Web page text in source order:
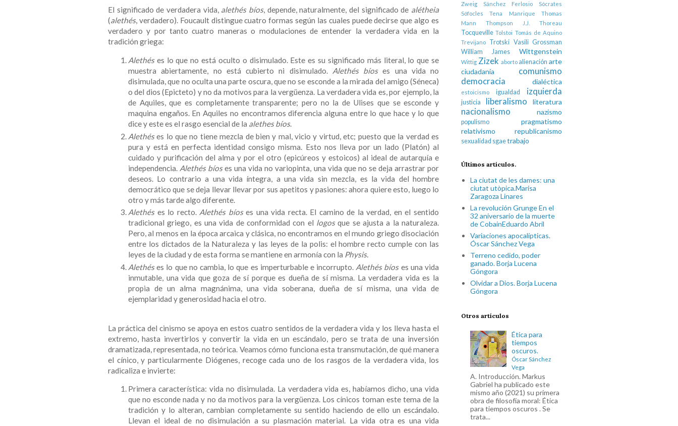
El significado de verdadera vida, alethés bíos, depende, naturalmente, del significado de alétheia
(alethés, verdadero). Foucault distingue cuatro formas según las cuales puede decirse que algo es
verdadero y por tanto cuatro maneras o modulaciones de entender la verdadera vida en la
tradición griega:
Alethéses lo que no está oculto o disimulado. Este es su significado más literal, lo que se
muestra abiertamente, no está cubierto ni disimulado. Alethés bíoses una vida no
disimulada, que no oculta una parte oscura, que no se esconde a la mirada del amigo (Séneca)
o del dios (Epicteto) y no da motivos para la vergüenza. La verdadera vida es, por ejemplo, la
de Aquiles, que es completamente transparente; pero no la de Ulises que se esconde y
maquina engaños. En Aquiles no encontramos diferencia alguna entre lo que hace y lo que
dice y este es el rasgo esencial de la alethes bíos.
Alethéses lo que no tiene mezcla de bien y mal, vicio y virtud, etc; puesto que la verdad es
pura y está en perfecta identidad consigo misma. Esto nos lleva por un lado (Platón) al
cuidado y purificación del alma y por el otro (epicúreos y estoicos) al ideal de autarquía e
independencia. Alethés bíoses una vida no variopinta, una vida que no se deja arrastrar por
deseos. Lo contrario a una vida íntegra, a una vida sin mezcla, es la vida del hombre
democrático que se deja llevar llevar por sus apetitos y pasiones: ahora quiere esto, luego lo
otro y más tarde algo diferente.
Alethés es lo recto. Alethés bíoses una vida recta. El camino de la verdad, en el sentido
tradicional griego, es una vida de conformidad con el logosque se ajusta a la naturaleza.
Pero, al menos en la época arcaica y clásica, no encontramos en el mundo griego disociación
entre los dictados de la Naturaleza y las leyes de la polis: el hombre recto cumple con las
leyes de la ciudad y de esta forma se mantiene en armonía con la Physis.
Alethéses lo que no cambia, lo que es imperturbable e incorrupto. Alethés bíos es una vida
inmutable, una vida que goza de sí porque es dueña de sí misma. La verdadera vida es la
propia de un alma magnánima, una vida soberana, dueña de sí misma, una vida de
ejemplaridad y generosidad hacia el otro.
La práctica del cinismo se apoya en estos cuatro sentidos de la verdadera vida y los lleva hasta el
extremo, hasta invertirlos y convertir la vida en un escándalo, pero se trata de una inversión
dramatizada, representada, no teórica. Veamos cómo funciona esta transmutación, de qué manera
el cínico, y particularmente Diógenes, recoge cada uno de los rasgos de la verdadera vida, los
radicaliza e invierte:
Primera característica: vida no disimulada. La verdadera vida es, habíamos dicho, una vida
que no esconde nada y no da motivos para la vergüenza. Los cínicos toman este tema de la
tradición y lo alteran, cambian completamente su sentido haciendo de ello un escándalo.
Llevan el ideal de no disimulación a su plasmación material. La vida otra es una vida
Zweig
Sánchez Ferlosio
Sócrates
Sófocles
Tena Manrique
Thomas
Mann
Thompson J.J. Thoreau
Tocqueville Tolstoi Tomás de Aquino
Trevijano
Trotski Vasili Grossman
William James
Wittgenstein
Wittig Zizek aborto alienación arte
ciudadanía
comunismo
democracia
dialéctica
estoicismo igualdad izquierda
justicia liberalismo literatura
nacionalismo nazismo
populismo
pragmatismo
relativismo
republicanismo
sexualidad sgaetrabajo
Últimos artículos.
La ciutat de les dames: una
ciutat utòpica.Marisa
Zaragoza Linares
La revolución Grunge En el
32 aniversario de la muerte
de CobainEduardo Abril
Variaciones apocalípticas.
Óscar Sánchez Vega
Terreno cedido, poder
ganado. Borja Lucena
Góngora
Olvidar a Dios. Borja Lucena
Góngora
Otros artículos
Ética para
tiempos
oscuros.
Óscar Sánchez
Vega
A. Introducción. Markus
Gabriel ha publicado este
mismo año (2021) su primera
obra de filosofía moral: Ética
para tiempos oscuros . Se
trata...